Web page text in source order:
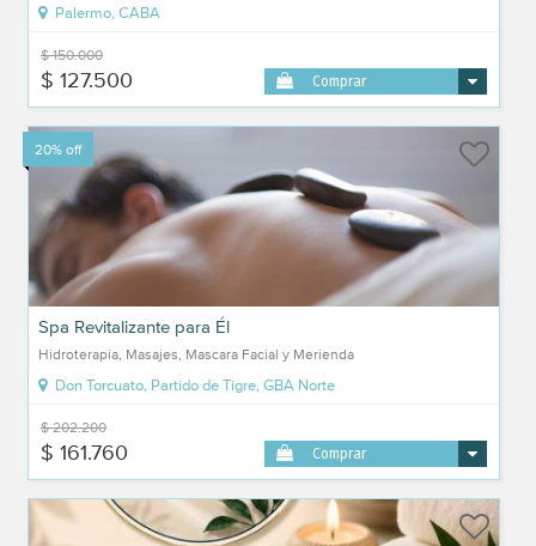
Palermo, CABA
$ 150.000
$ 127.500 Comprar
20% off
Spa Revitalizante para Él
Hidroterapia, Masajes, Mascara Facial y Merienda
Don Torcuato, Partido de Tigre, GBA Norte
$ 202.200
$ 161.760 Comprar